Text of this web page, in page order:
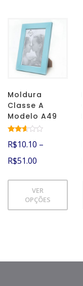
Moldura
Classe A
Modelo A49
ção
de 5
R$10.10 –
R$51.00
VER
OPÇÕES